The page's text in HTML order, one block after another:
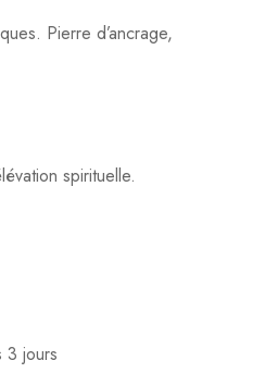
Pierre d’ancrage,
spirituelle.
3 jours